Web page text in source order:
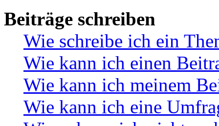
Beiträge schreiben
Wie schreibe ich ein
Wie kann ich einen
Wie kann ich meinem
Wie kann ich eine